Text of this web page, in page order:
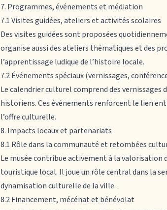
7. Programmes, événements et médiation
7.1 Visites guidées, ateliers et activités scolaires
Des visites guidées sont proposées
organise aussi des ateliers thématiques et des
l’apprentissage ludique de l’histoire locale.
7.2 Événements spéciaux (vernissages,
Le calendrier culturel comprend des vernissages
historiens. Ces événements renforcent le lien
l’offre culturelle.
8. Impacts locaux et partenariats
8.1 Rôle dans la communauté et retombées
Le musée contribue activement à la valorisation
touristique local. Il joue un rôle central dans la
dynamisation culturelle de la ville.
8.2 Financement, mécénat et bénévolat